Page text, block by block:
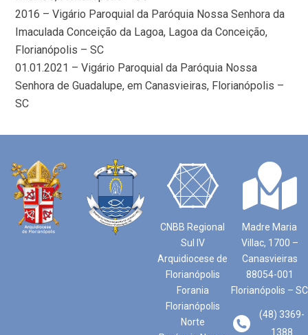
2016 – Vigário Paroquial da Paróquia Nossa Senhora da
Imaculada Conceição da Lagoa, Lagoa da Conceição,
Florianópolis – SC
01.01.2021 – Vigário Paroquial da Paróquia Nossa
Senhora de Guadalupe, em Canasvieiras, Florianópolis –
SC
CNBB Regional
Sul IV
Arquidiocese de
Florianópolis
Forania
Florianópolis
Norte
Madre Maria
Villac, 1700 –
Canasvieiras
88054-001
Florianópolis – SC
(48) 3369-
1388